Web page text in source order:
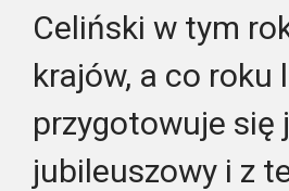
Celiński w tym
krajów, a co roku
przygotowuje się
jubileuszowy i z